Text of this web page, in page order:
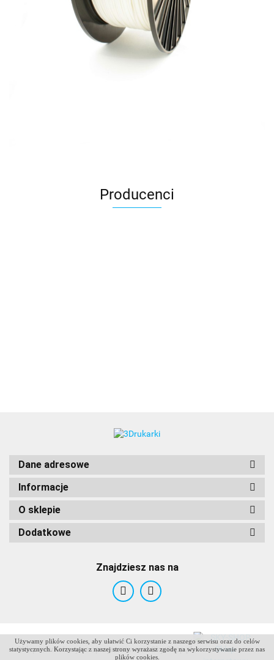
Używamy plików cookies, aby ułatwić Ci korzystanie z naszego serwisu oraz do celów
statystycznych. Korzystając z naszej strony wyrażasz zgodę na wykorzystywanie przez nas
plików cookies.
Producenci
ANTCLABS
Dane adresowe
Informacje
O sklepie
Dodatkowe
Znajdziesz nas na
Sklep internetowy na oprogramowaniu Sky-Shop.pl